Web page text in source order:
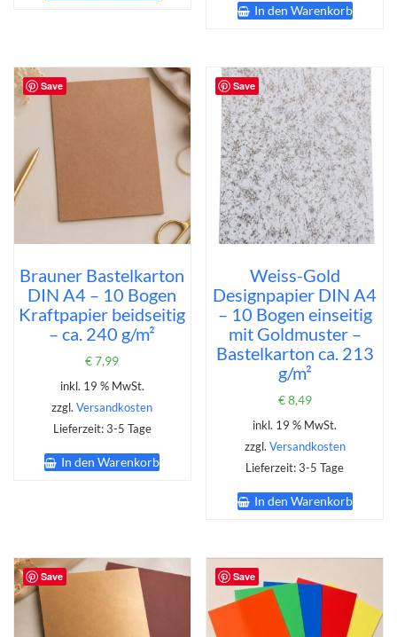
In den Warenkorb
Save
Brauner Bastelkarton
DIN A4 – 10 Bogen
Kraftpapier beidseitig
– ca. 240 g/m²
€7,99
inkl. 19 % MwSt.
zzgl.Versandkosten
Lieferzeit: 3-5 Tage
In den Warenkorb
Save
Weiss-Gold
Designpapier DIN A4
– 10 Bogen einseitig
mit Goldmuster –
Bastelkarton ca. 213
g/m²
€8,49
inkl. 19 % MwSt.
zzgl. Versandkosten
Lieferzeit:3-5 Tage
In den Warenkorb
Save Save